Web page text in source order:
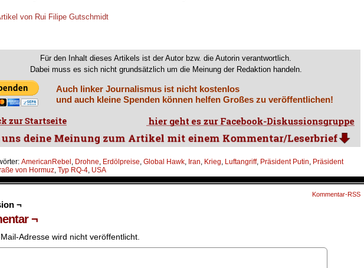
von Rui Filipe Gutschmidt
Für den Inhalt dieses Artikels ist der Autor bzw. die Autorin verantwortlich.
Dabei muss es sich nicht grundsätzlich um die Meinung der Redaktion handeln.
Auch linker Journalismus ist nicht kostenlos
und auch kleine Spenden können helfen Großes zu veröffentlichen!
AmericanRebel Drohne Erdölpreise Global Hawk Iran Krieg Luftangriff, Präsident Putin Präsident
von Hormuz Typ RQ-4 USA
Kommentar-RSS
¬
¬
Adresse wird nicht veröffentlicht.